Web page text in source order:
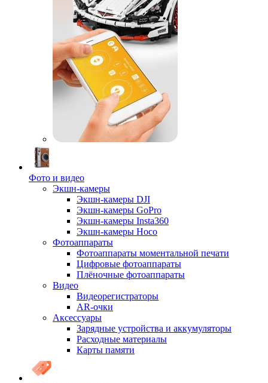
Фото и видео
Экшн-камеры
Экшн-камеры DJI
Экшн-камеры GoPro
Экшн-камеры Insta360
Экшн-камеры Hoco
Фотоаппараты
Фотоаппараты моментальной печати
Цифровые фотоаппараты
Плёночные фотоаппараты
Видео
Видеорегистраторы
AR-очки
Аксессуары
Зарядные устройства и аккумуляторы
Расходные материалы
Карты памяти